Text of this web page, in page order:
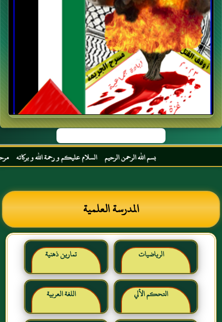
بسم الله الرحمن الرحيم السلام عليكم و رحمة الله و بركاته مرحبا بك
المدرسة العلمية
الرياضيات تمارين ذهنية
التحكم الألي اللغة العربية